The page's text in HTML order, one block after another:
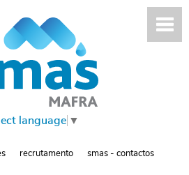
language ▼
recrutamento smas - contactos